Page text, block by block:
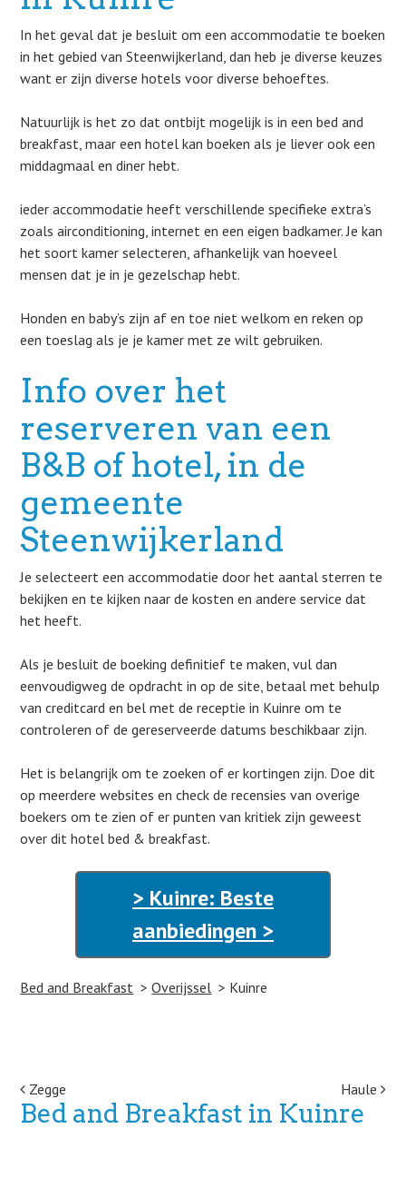
In het geval dat je besluit om een accommodatie te boeken
in het gebied van Steenwijkerland, dan heb je diverse keuzes
want er zijn diverse hotels voor diverse behoeftes.
Natuurlijk is het zo dat ontbijt mogelijk is in een bed and
breakfast, maar een hotel kan boeken als je liever ook een
middagmaal en diner hebt.
ieder accommodatie heeft verschillende specifieke extra’s
zoals airconditioning, internet en een eigen badkamer. Je kan
het soort kamer selecteren, afhankelijk van hoeveel
mensen dat je in je gezelschap hebt.
Honden en baby’s zijn af en toe niet welkom en reken op
een toeslag als je je kamer met ze wilt gebruiken.
Info over het
reserveren van een
B&B of hotel, in de
gemeente
Steenwijkerland
Je selecteert een accommodatie door het aantal sterren te
bekijken en te kijken naar de kosten en andere service dat
het heeft.
Als je besluit de boeking definitief te maken, vul dan
eenvoudigweg de opdracht in op de site, betaal met behulp
van creditcard en bel met de receptie in Kuinre om te
controleren of de gereserveerde datums beschikbaar zijn.
Het is belangrijk om te zoeken of er kortingen zijn. Doe dit
op meerdere websites en check de recensies van overige
boekers om te zien of er punten van kritiek zijn geweest
over dit hotel bed & breakfast.
> Kuinre: Beste
aanbiedingen >
Bed and Breakfast Overijssel Kuinre
Post navigation
Zegge Haule
Bed and Breakfast in Kuinre